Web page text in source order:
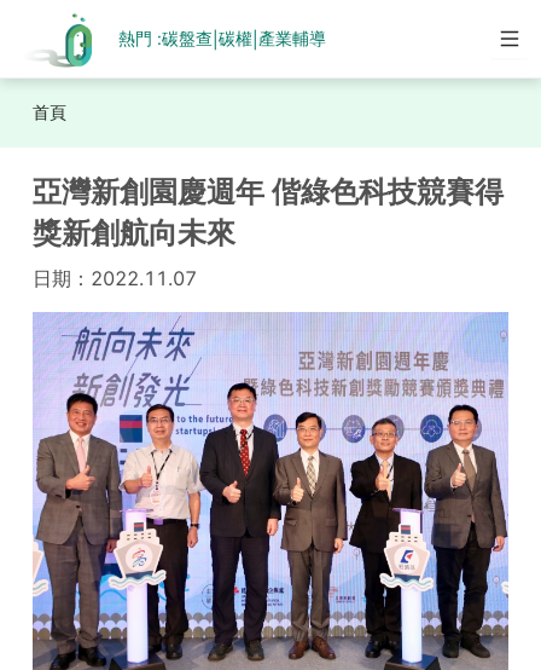
熱門 :碳盤查 碳權| 產業輔導
首頁
亞灣新創園慶週年 偕綠色科技競賽得
獎新創航向未來
日期： 2022.11.07